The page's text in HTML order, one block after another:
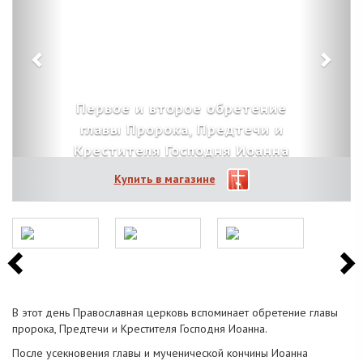
Первое и второе обретение
главы Пророка, Предтечи и
Крестителя Господня Иоанна
Купить в магазине
В этот день Православная церковь вспоминает обретение главы
пророка, Предтечи и Крестителя Господня Иоанна.
После усекновения главы и мученической кончины Иоанна